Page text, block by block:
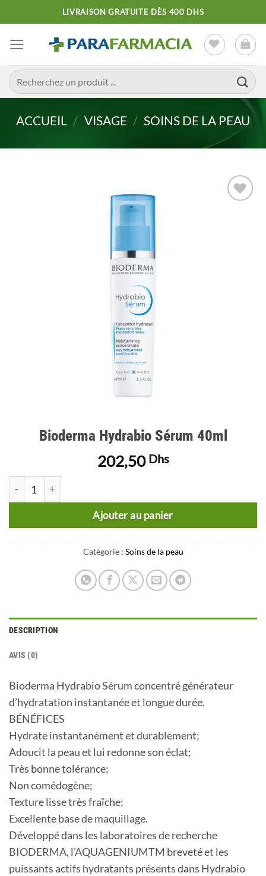
au
contenu
LIVRAISON GRATUITE DÈS 400 DHS
Recherche
pour :
ACCUEIL / VISAGE / SOINS DE LA PEAU
Bioderma Hydrabio Sérum 40ml
202,50 Dhs
quantité de Bioderma Hydrabio Sérum 40ml
Ajouter au panier
Catégorie : Soins de la peau
DESCRIPTION
AVIS (0)
Bioderma Hydrabio Sérum concentré générateur
d’hydratation instantanée et longue durée.
BÉNÉFICES
Hydrate instantanément et durablement;
Adoucit la peau et lui redonne son éclat;
Très bonne tolérance;
Non comédogène;
Texture lisse très fraîche;
Excellente base de maquillage.
Développé dans les laboratoires de recherche
BIODERMA, l’AQUAGENIUMTM breveté et les
puissants actifs hydratants présents dans Hydrabio